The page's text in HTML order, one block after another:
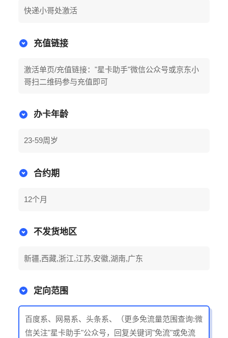
快递小哥处激活
充值链接
激活单页/充值链接："星卡助手"微信公众号或京东小
哥扫二维码参与充值即可
办卡年龄
23-59周岁
合约期
12个月
不发货地区
新疆,西藏,浙江,江苏,安徽,湖南,广东
定向范围
百度系、网易系、头条系、（更多免流量范围查询:微
信关注"星卡助手"公众号，回复关键词"免流"或免流